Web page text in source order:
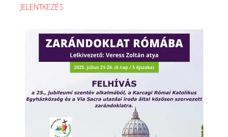
JELENTKEZÉS